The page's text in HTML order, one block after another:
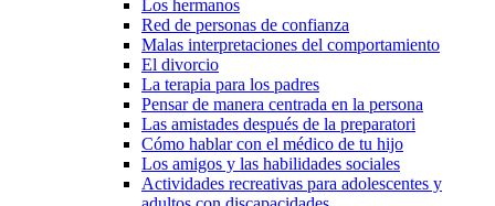
Los hermanos
Red de personas de confianza
Malas interpretaciones del comportamiento
El divorcio
La terapia para los padres
Pensar de manera centrada en la persona
Las amistades después de la preparatori
Cómo hablar con el médico de tu hijo
Los amigos y las habilidades sociales
Actividades recreativas para adolescentes y